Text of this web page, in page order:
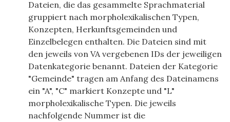
Dateien, die das gesammelte Sprachmaterial
gruppiert nach morpholexikalischen Typen,
Konzepten, Herkunftsgemeinden und
Einzelbelegen enthalten. Die Dateien sind mit
den jeweils von VAvergebenen IDs der jeweiligen
Datenkategorie benannt. Dateien der Kategorie
"Gemeinde" tragen am Anfang des Dateinamens
ein "A", "C" markiert Konzepte und "L"
morpholexikalische Typen. Die jeweils
nachfolgende Nummer ist die